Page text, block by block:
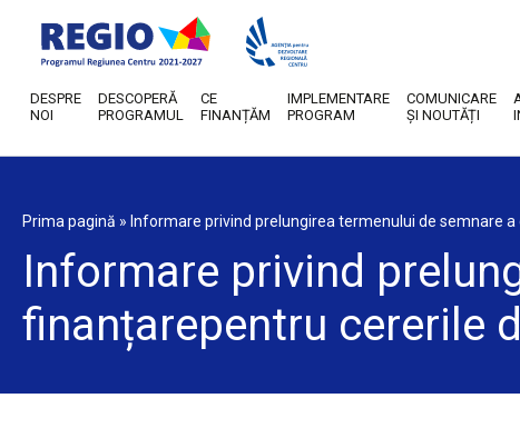
DESPRE
NOI
DESCOPERĂ
PROGRAMUL
CE
FINANȚĂM
IMPLEMENTARE
PROGRAM
COMUNICARE
ȘI NOUTĂȚI
Prima pagină » Informare privind prelungirea termenului de semnare
Informare privind
finanțarepentru cererile